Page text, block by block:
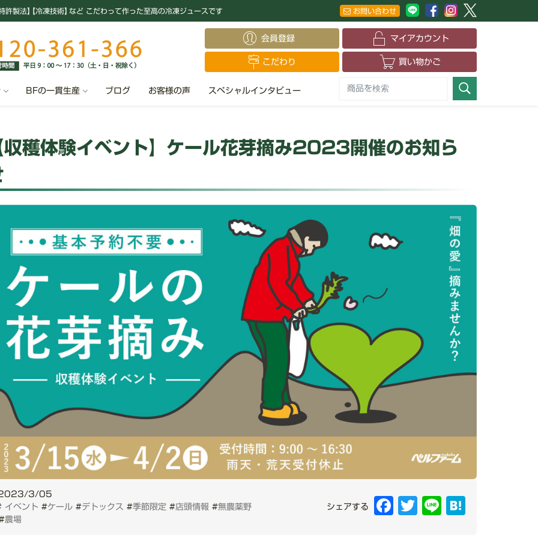
許製法】【冷凍技術】など こだわって作った至高の冷凍ジュースです お問い合わせ
会員登録 マイアカウント
こだわり 買い物かご
BFの一貫生産 ブログ お客様の声 スペシャルインタビュー
収穫体験イベント】ケール花芽摘み2023開催のお知ら
3/05
イベント #ケール #デトックス #季節限定 #店頭情報 #無農薬野
農場
シェアする Facebook
Twitter Line